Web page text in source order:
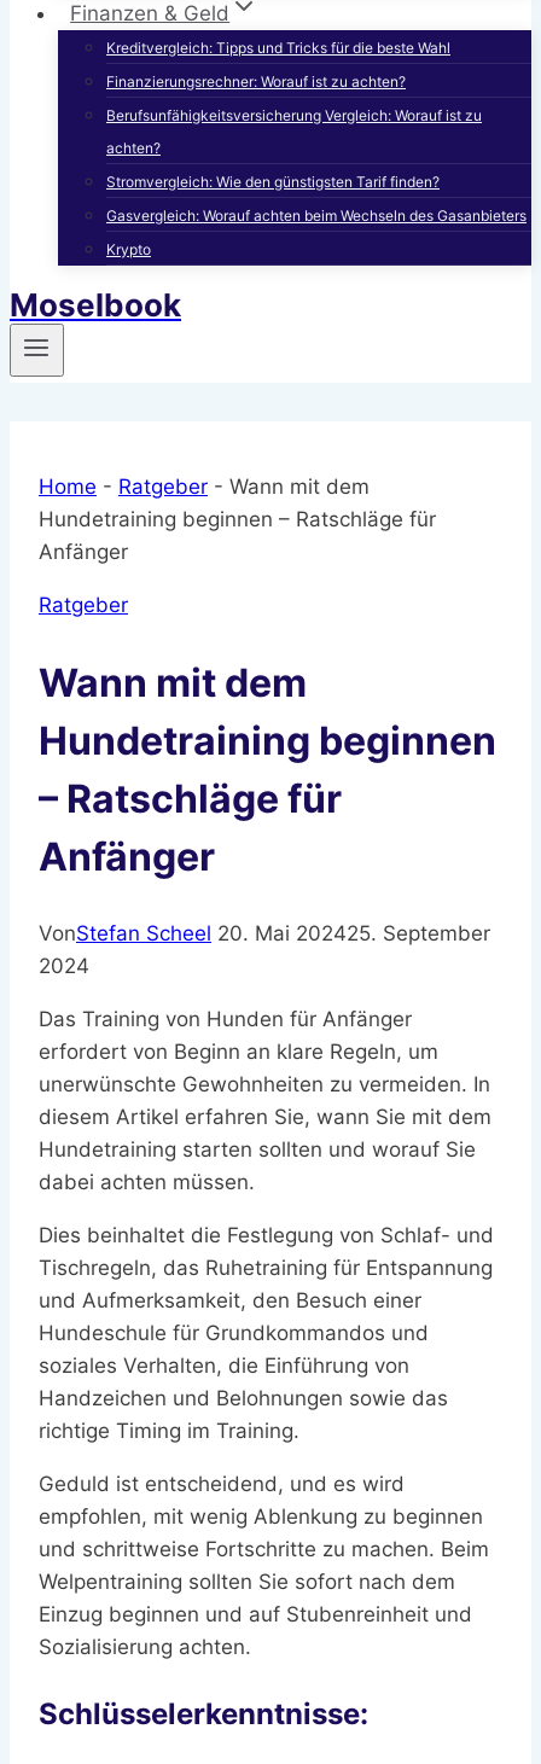
Finanzen & Geld
Kreditvergleich: Tipps und Tricks für die beste Wahl
Finanzierungsrechner: Worauf ist zu achten?
Berufsunfähigkeitsversicherung Vergleich: Worauf ist zu
achten?
Stromvergleich: Wie den günstigsten Tarif finden?
Gasvergleich: Worauf achten beim Wechseln des Gasanbieters
Krypto
Moselbook
Home - Ratgeber - Wann mit dem
Hundetraining beginnen – Ratschläge für
Anfänger
Ratgeber
Wann mit dem
Hundetraining beginnen
– Ratschläge für
Anfänger
VonStefan Scheel 20. Mai 202425. September
2024
Das Training von Hunden für Anfänger
erfordert von Beginn an klare Regeln, um
unerwünschte Gewohnheiten zu vermeiden. In
diesem Artikel erfahren Sie, wann Sie mit dem
Hundetraining starten sollten und worauf Sie
dabei achten müssen.
Dies beinhaltet die Festlegung von Schlaf- und
Tischregeln, das Ruhetraining für Entspannung
und Aufmerksamkeit, den Besuch einer
Hundeschule für Grundkommandos und
soziales Verhalten, die Einführung von
Handzeichen und Belohnungen sowie das
richtige Timing im Training.
Geduld ist entscheidend, und es wird
empfohlen, mit wenig Ablenkung zu beginnen
und schrittweise Fortschritte zu machen. Beim
Welpentraining sollten Sie sofort nach dem
Einzug beginnen und auf Stubenreinheit und
Sozialisierung achten.
Schlüsselerkenntnisse: